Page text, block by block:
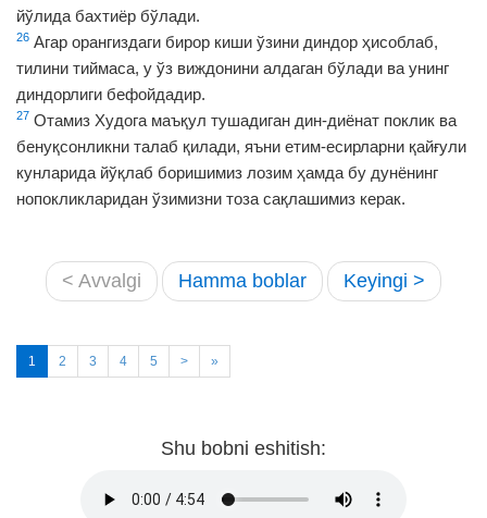
йўлида бахтиёр бўлади.
26 Агар орангиздаги бирор киши ўзини диндор ҳисоблаб,
тилини тиймаса, у ўз виждонини алдаган бўлади ва унинг
диндорлиги бефойдадир.
27 Отамиз Худога маъқул тушадиган дин-диёнат поклик ва
бенуқсонликни талаб қилади, яъни етим-есирларни қайғули
кунларида йўқлаб боришимиз лозим ҳамда бу дунёнинг
нопокликларидан ўзимизни тоза сақлашимиз керак.
< Avvalgi Hamma boblar Keyingi >
1 2 3 4 5 > »
Shu bobni eshitish: